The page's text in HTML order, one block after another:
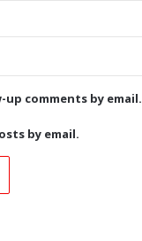
comments by email.
by email.